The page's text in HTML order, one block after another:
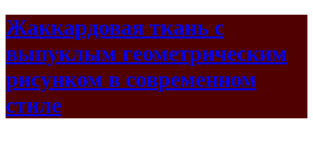
Жаккардовая ткань с
выпуклым геометрическим
рисунком в современном
стиле